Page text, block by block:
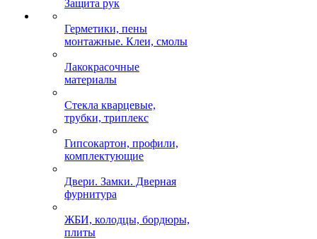
Защита рук
Герметики, пены
монтажные. Клеи, смолы
Лакокрасочные
материалы
Стекла кварцевые,
трубки, триплекс
Гипсокартон, профили,
комплектующие
Двери. Замки. Дверная
фурнитура
ЖБИ, колодцы, бордюры,
плиты